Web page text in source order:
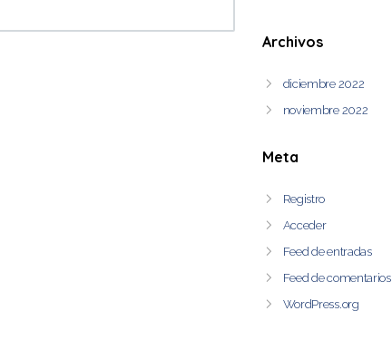
Archivos
diciembre 2022
noviembre 2022
Meta
Registro
Acceder
Feed de entradas
Feed de comentarios
WordPress.org